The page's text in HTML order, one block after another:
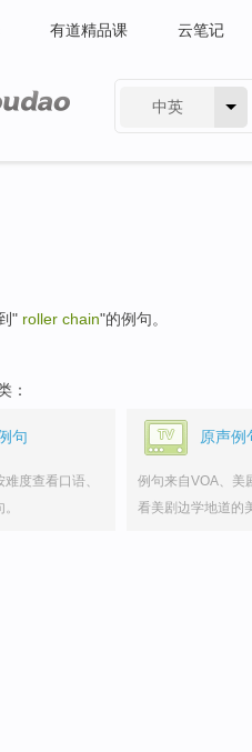
有道精品课 云笔记
中英
" roller chain"的例句。
：
句
度查看口语、
原声例
例句来自VOA、美
看美剧边学地道的